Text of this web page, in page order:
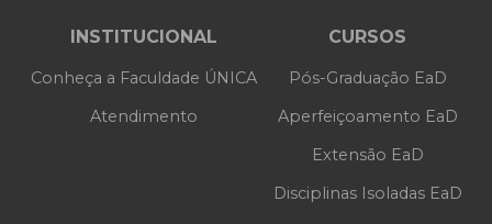
INSTITUCIONAL
Conheça a Faculdade ÚNICA
Atendimento
CURSOS
Pós-Graduação EaD
Aperfeiçoamento EaD
Extensão EaD
Disciplinas Isoladas EaD